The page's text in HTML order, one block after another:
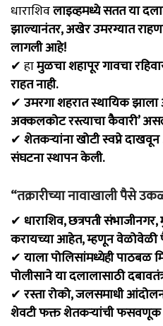
धाराशिवलाइव्हमध्ये सतत या
झाल्यानंतर, अखेर उमरग्यात
लागली आहे!
✔ हामुळचा शहापूर गावचा
राहत नाही.
✔ उमरगा शहरात स्थायिक
अक्कलकोट रस्त्याचा कैवारी’
✔ शेतकऱ्यांना खोटी स्वप्ने
संघटना स्थापन केली.
“तक्रारीच्या नावाखाली पैसे
✔ धाराशिव, छत्रपती
करायच्या आहेत, म्हणून
✔ याला पोलिसांमध्येही पाठबळ
पोलीसाने या दलालासाठी
✔ रस्ता रोको, जलसमाधी
शेवटी फक्त शेतकऱ्यांची फसवणूक